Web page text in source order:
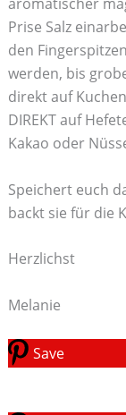
Prise Salz
den
werden, bis
direkt auf
DIREKT auf
Kakao oder
Speichert euch
backt sie für die
Herzlichst
Melanie
Save